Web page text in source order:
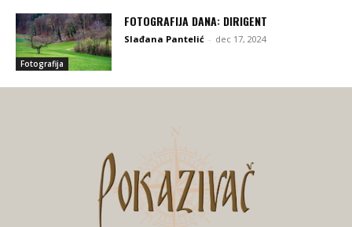
Fotografija
FOTOGRAFIJA DANA: DIRIGENT
Slađana Pantelić - dec 17, 2024